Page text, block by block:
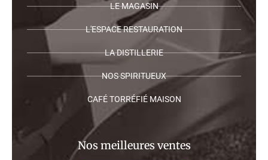
LE MAGASIN
L'ESPACE RESTAURATION
LA DISTILLERIE
NOS SPIRITUEUX
CAFÉ TORRÉFIÉ MAISON
Nos meilleures ventes